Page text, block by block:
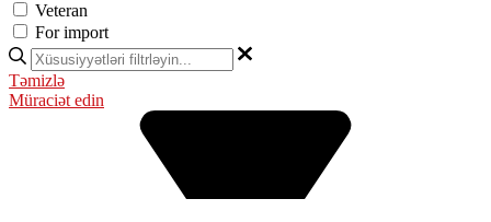
Veteran
For import
Təmizlə
Müraciət edin